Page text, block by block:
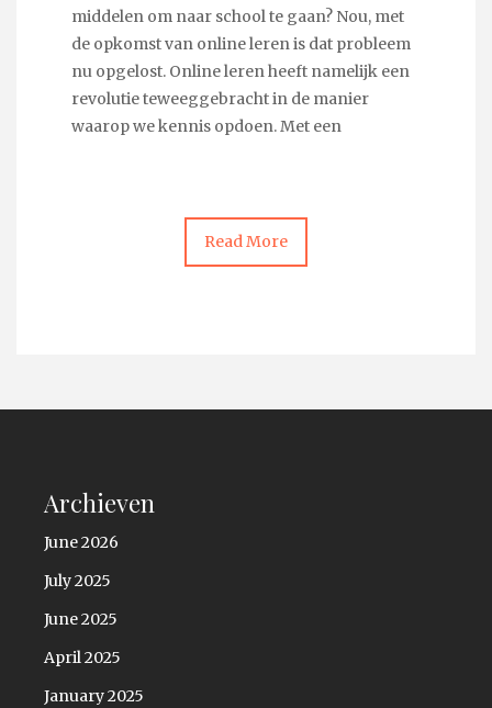
middelen om naar school te gaan? Nou, met
de opkomst van online leren is dat probleem
nu opgelost. Online leren heeft namelijk een
revolutie teweeggebracht in de manier
waarop we kennis opdoen. Met een
Read More
Archieven
June 2026
July 2025
June 2025
April 2025
January 2025